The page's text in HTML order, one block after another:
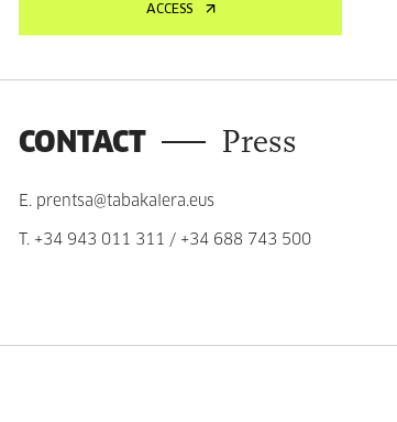
ACCESS
CONTACT Press
E. prentsa@tabakalera.eus
T. +34 943 011 311 / +34 688 743 500